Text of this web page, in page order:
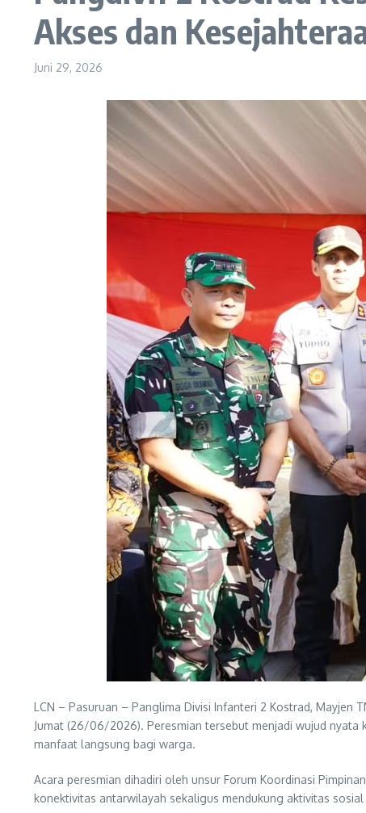
Akses dan
Juni 29, 2026
LCN – Pasuruan – Panglima Divisi Infanteri 2 Kostrad, Mayjen
Jumat (26/06/2026). Peresmian tersebut menjadi wujud
manfaat langsung bagi warga.
Acara peresmian dihadiri oleh unsur Forum Koordinasi
konektivitas antarwilayah sekaligus mendukung aktivitas